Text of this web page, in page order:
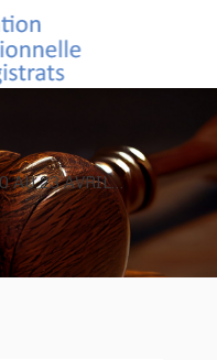
AU 23 AVRIL…